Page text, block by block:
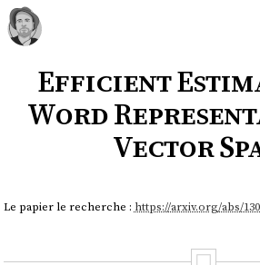
Efficient
Word
Vector
Le papier le recherche : https://arxiv.org/abs/